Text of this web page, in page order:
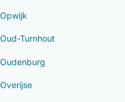
Opwijk
Oud-Turnhout
Oudenburg
Overijse